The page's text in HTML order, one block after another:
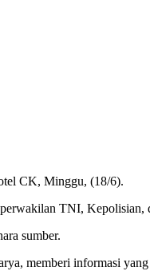
CK, Minggu, (18/6).
TNI, Kepolisian,
sumber.
memberi informasi yang